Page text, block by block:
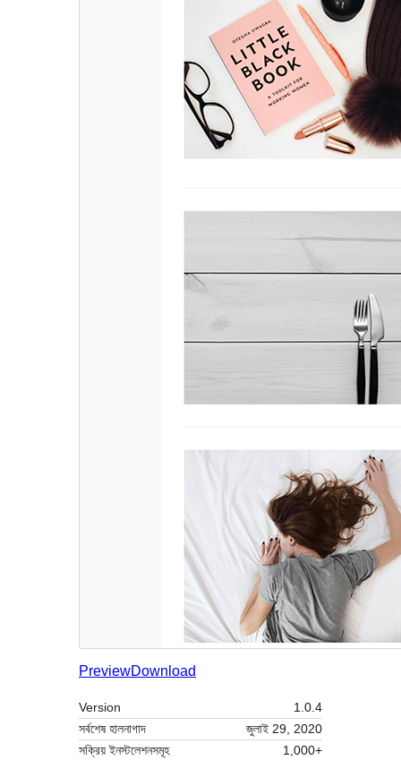
PreviewDownload
Version
1.0.4
সর্বশেষ হালনাগাদ
জুলাই 29, 2020
সক্রিয় ইনস্টলেশনসমূহ
1,000+